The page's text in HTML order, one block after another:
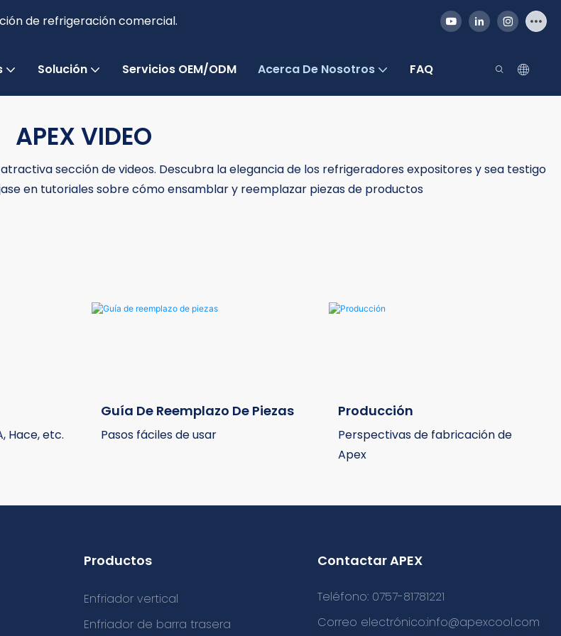
de refrigeración comercial.
Solución Servicios OEM/ODM Acerca De Nosotros FAQ
APEX VIDEO
sección de videos. Descubra la elegancia de los refrigeradores expositores y sea testigo
en tutoriales sobre cómo ensamblar y reemplazar piezas de productos
Hace, etc.
Guía De Reemplazo De Piezas
Pasos fáciles de usar
Producción
Perspectivas de fabricación de
Apex
Productos
Enfriador vertical
Enfriador de barra trasera
Contactar APEX
Teléfono: 0757-81781221
Correo electrónico:info@apexcool.com